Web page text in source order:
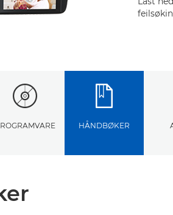
HÅNDBØKER